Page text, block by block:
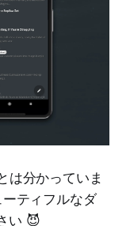
は分かっていま
ティフルなダ
い 😈